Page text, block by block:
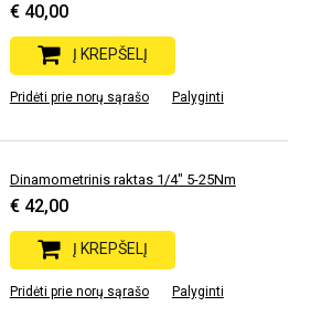
€ 40,00
Į KREPŠELĮ
Pridėti prie norų sąrašo Palyginti
Dinamometrinis raktas 1/4" 5-25Nm
€ 42,00
Į KREPŠELĮ
Pridėti prie norų sąrašo Palyginti